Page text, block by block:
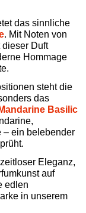
das sinnliche
. Mit Noten von
Duft
Hommage
steht die
das
Basilic
– ein belebender
Eleganz,
auf
edlen
in unserem